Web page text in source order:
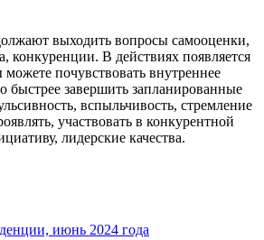
выходить вопросы самооценки,
конкуренции. В действиях появляется
почувствовать внутреннее
быстрее завершить запланированные
вспыльчивость, стремление
участвовать в конкурентной
лидерские качества.
июнь 2024 года